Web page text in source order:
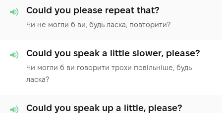
Could you please repeat that?
Чи не могли б ви, будь ласка, повторити?
Could you speak a little slower, please?
Чи могли б ви говорити трохи повільніше, будь
ласка?
Could you speak up a little, please?